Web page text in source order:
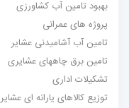
بهبود تامین آب کشاورزی
پروژه های عمرانی
تامین آب آشامیدنی عشایر
تامین برق چاههای عشایری
تشکیلات اداری
توزیع کالاهای یارانه ای عشایر